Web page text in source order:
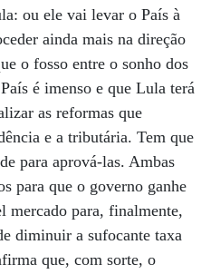
ou ele vai levar o País à
ainda mais na direção
o fosso entre o sonho dos
é imenso e que Lula terá
as reformas que
e a tributária. Tem que
para aprová-las. Ambas
para que o governo ganhe
mercado para, finalmente,
diminuir a sufocante taxa
que, com sorte, o